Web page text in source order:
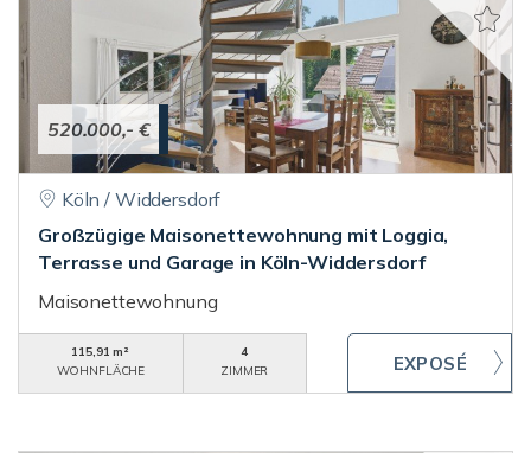
520.000,- €
Köln / Widdersdorf
Großzügige Maisonettewohnung mit Loggia,
Terrasse und Garage in Köln-Widdersdorf
Maisonettewohnung
115,91 m²
WOHNFLÄCHE
4
ZIMMER